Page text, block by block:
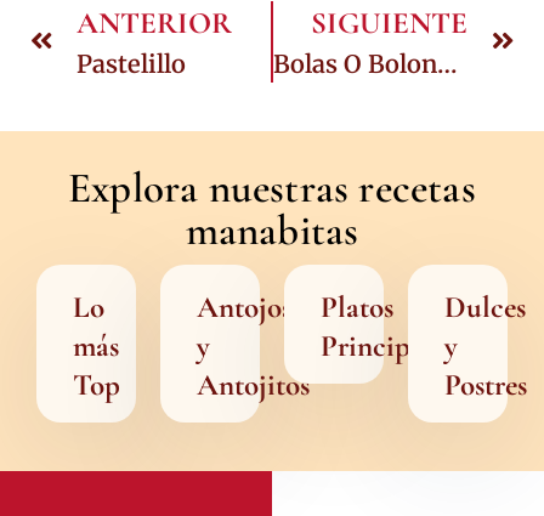
ANTERIOR
Pastelillo
SIGUIENTE
Bolas O Bolones De Maní
Explora nuestras recetas
manabitas
Lo
más
Top
Antojos
y
Antojitos
Platos
Principales
Dulces
y
Postres